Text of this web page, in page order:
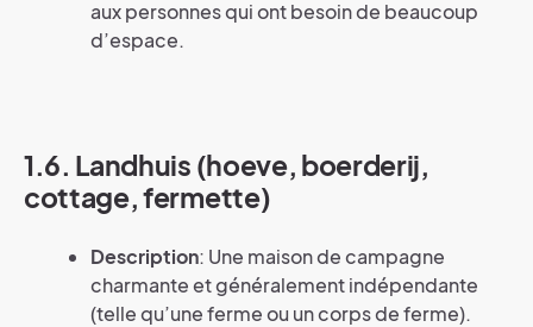
aux personnes qui ont besoin de beaucoup
d’espace.
1.6. Landhuis (hoeve, boerderij,
cottage, fermette)
Description: Une maison de campagne
charmante et généralement indépendante
(telle qu’une ferme ou un corps de ferme).